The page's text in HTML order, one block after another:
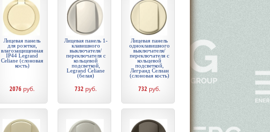
Лицевая панель
для розетки,
влагозащищенная
IP44 Legrand
Celiane (слоновая
кость)
2076 руб.
Лицевая панель 1-
клавишного
выключателя/
переключателя с
кольцевой
подсветкой,
Legrand Celiane
(белая)
732 руб.
Лицевая панель
одноклавишного
выключателя/
переключателя с
кольцевой
подсветкой,
Легранд Селиан
(слоновая кость)
732 руб.